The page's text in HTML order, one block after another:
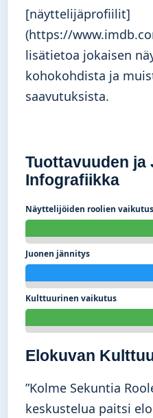
[näyttelijäprofiilit]
(https://
lisätietoa jokaisen
kohokohdista ja
saavutuksista.
Tuottavuuden ja
Infografiikka
Näyttelijöiden roolien vaikutus
Juonen jännitys
Kulttuurinen vaikutus
Elokuvan
”Kolme Sekuntia
keskustelua paitsi